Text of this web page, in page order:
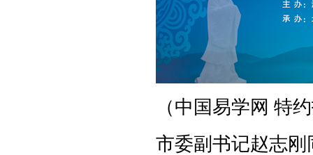
（中国易学网 特
市委副书记赵志